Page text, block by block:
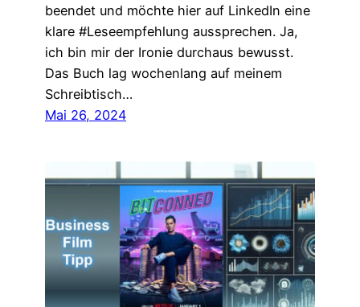
beendet und möchte hier auf LinkedIn eine
klare #Leseempfehlung aussprechen. Ja,
ich bin mir der Ironie durchaus bewusst.
Das Buch lag wochenlang auf meinem
Schreibtisch…
Mai 26, 2024